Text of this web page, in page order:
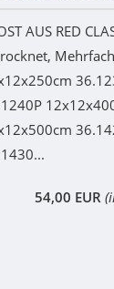
AUS RED
54,00 EUR